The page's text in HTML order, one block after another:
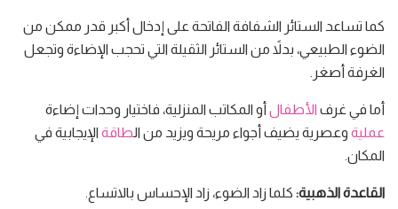
كما تساعد الستائر الشفافة الفاتحة على إدخال أكبر قدر ممكن من
الضوء الطبيعي، بدلاً من الستائر الثقيلة التي تحجب الإضاءة وتجعل
الغرفة أصغر.
أما في غرف الأطفال أو المكاتب المنزلية، فاختيار وحدات إضاءة
عملية وعصرية يضيف أجواء مريحة ويزيد من الطاقة الإيجابية في
المكان.
القاعدة الذهبية: كلما زاد الضوء، زاد الإحساس بالاتساع.